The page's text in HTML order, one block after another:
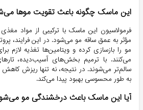
این ماسک چگونه باعث تقویت موها
فرمولاسیون این ماسک با ترکیبی از مواد
مؤثر به عمق ساقه مو می‌شود. در این فرایند،
مو را بازسازی کرده و ویتامین‌ها تغذیه لازم
می‌کنند. با ترمیم بخش‌های آسیب‌دیده،
سالم‌تر می‌شوند. در نتیجه، نه تنها ریزش کاهش
به طور محسوسی بهبود پیدا می‌کند.
آیا این ماسک باعث درخشندگی مو